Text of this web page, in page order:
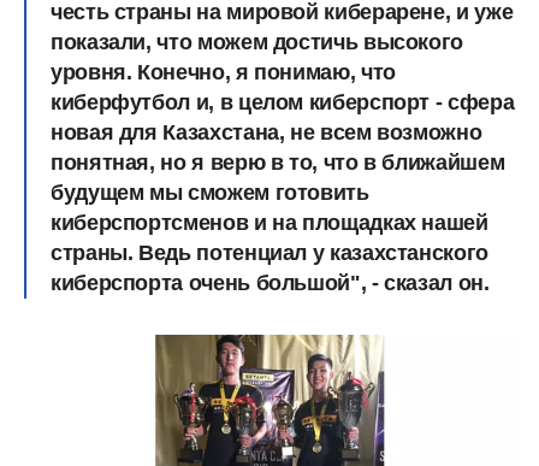
честь страны на мировой киберарене, и уже
показали, что можем достичь высокого
уровня. Конечно, я понимаю, что
киберфутбол и, в целом киберспорт - сфера
новая для Казахстана, не всем возможно
понятная, но я верю в то, что в ближайшем
будущем мы сможем готовить
киберспортсменов и на площадках нашей
страны. Ведь потенциал у казахстанского
киберспорта очень большой", - сказал он.